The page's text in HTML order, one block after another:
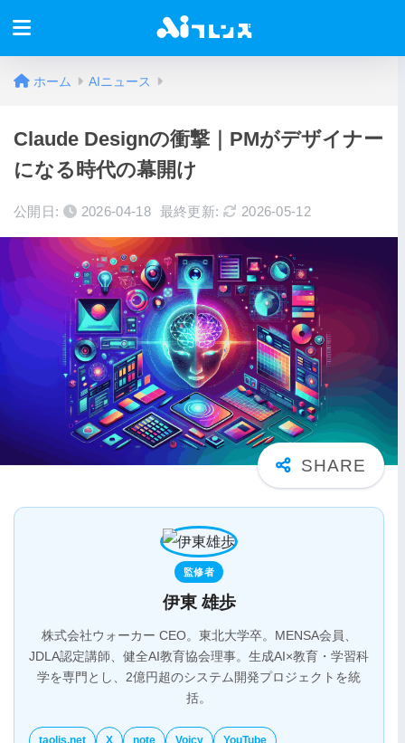
ホーム AIニュース
Claude Designの衝撃｜PMがデザイナー
になる時代の幕開け
公開日: 2026-04-18 最終更新: 2026-05-12
監修者
伊東 雄歩
株式会社ウォーカー CEO。東北大学卒。MENSA会員、
JDLA認定講師、健全AI教育協会理事。生成AI×教育・学習科
学を専門とし、2億円超のシステム開発プロジェクトを統
括。